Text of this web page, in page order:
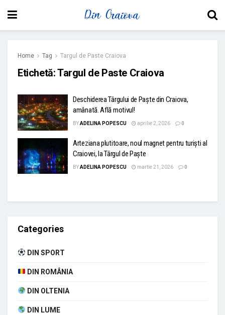
Home Tag Targul de Paste Craiova
Etichetă:Targul de Paste Craiova
Deschiderea Târgului de Paște din Craiova,
amânată. Află motivul!
BYADELINA POPESCU aprilie 2, 2026 0
Arteziana plutitoare, noul magnet pentru turiști al
Craiovei, la Târgul de Paște
BYADELINA POPESCU martie 21, 2026 0
Categories
DIN SPORT
DIN ROMÂNIA
DIN OLTENIA
DIN LUME